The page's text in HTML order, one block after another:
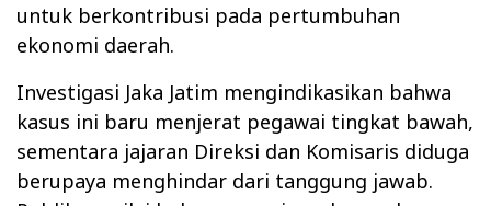
untuk berkontribusi pada pertumbuhan
ekonomi daerah.
Investigasi Jaka Jatim mengindikasikan bahwa
kasus ini baru menjerat pegawai tingkat bawah,
sementara jajaran Direksi dan Komisaris diduga
berupaya menghindar dari tanggung jawab.